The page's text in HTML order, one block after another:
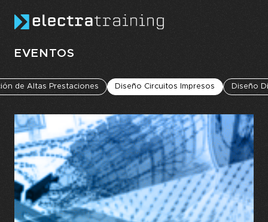
EVENTOS
de Altas Prestaciones Diseño Circuitos Impresos Diseño